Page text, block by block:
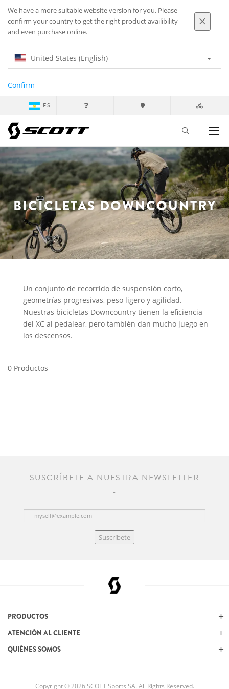
We have a more suitable website version for you. Please
confirm your country to get the right product availibility
and even purchase online.
United States (English)
Confirm
ES
BICICLETAS DOWNCOUNTRY
Un conjunto de recorrido de suspensión corto,
geometrías progresivas, peso ligero y agilidad.
Nuestras bicicletas Downcountry tienen la eficiencia
del XC al pedalear, pero también dan mucho juego en
los descensos.
0 Productos
SUSCRÍBETE A NUESTRA NEWSLETTER
Suscríbete
PRODUCTOS
ATENCIÓN AL CLIENTE
QUIÉNES SOMOS
Copyright © 2026 SCOTT Sports SA. All Rights Reserved.